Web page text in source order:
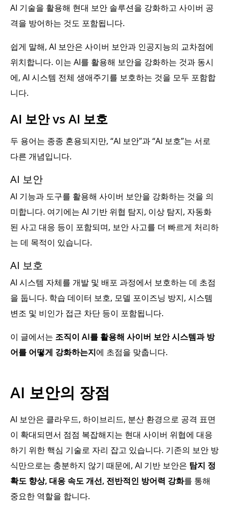
AI 기술을 활용해 현대 보안 솔루션을 강화하고 사이버 공
격을 방어하는 것도 포함됩니다.
쉽게 말해, AI 보안은 사이버 보안과 인공지능의 교차점에
위치합니다. 이는 AI를 활용해 보안을 강화하는 것과 동시
에, AI 시스템 전체 생애주기를 보호하는 것을 모두 포함합
니다.
AI 보안 vs AI 보호
두 용어는 종종 혼용되지만, “AI 보안”과 “AI 보호”는 서로
다른 개념입니다.
AI 보안
AI 기능과 도구를 활용해 사이버 보안을 강화하는 것을 의
미합니다. 여기에는 AI 기반 위협 탐지, 이상 탐지, 자동화
된 사고 대응 등이 포함되며, 보안 사고를 더 빠르게 처리하
는 데 목적이 있습니다.
AI 보호
AI 시스템 자체를 개발 및 배포 과정에서 보호하는 데 초점
을 둡니다. 학습 데이터 보호, 모델 포이즈닝 방지, 시스템
변조 및 비인가 접근 차단 등이 포함됩니다.
이 글에서는 조직이 AI를 활용해 사이버 보안 시스템과 방
어를 어떻게 강화하는지에 초점을 맞춥니다.
AI 보안의 장점
AI 보안은 클라우드, 하이브리드, 분산 환경으로 공격 표면
이 확대되면서 점점 복잡해지는 현대 사이버 위협에 대응
하기 위한 핵심 기술로 자리 잡고 있습니다. 기존의 보안 방
식만으로는 충분하지 않기 때문에, AI 기반 보안은 탐지 정
확도 향상, 대응 속도 개선, 전반적인 방어력 강화를 통해
중요한 역할을 합니다.